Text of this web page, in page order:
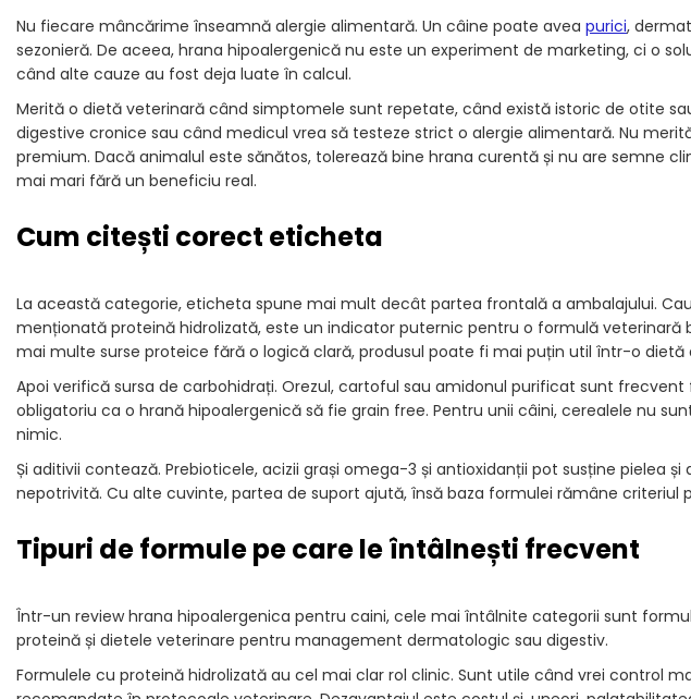
Nu fiecare mâncărime înseamnă alergie alimentară. Un câine poate avea purici,
sezonieră. De aceea, hrana hipoalergenică nu este un experiment de marketing, ci o
când alte cauze au fost deja luate în calcul.
Merită o dietă veterinară când simptomele sunt repetate, când există istoric de otite
digestive cronice sau când medicul vrea să testeze strict o alergie alimentară. Nu
premium. Dacă animalul este sănătos, tolerează bine hrana curentă și nu are semne
mai mari fără un beneficiu real.
Cum citești corect eticheta
La această categorie, eticheta spune mai mult decât partea frontală a ambalajului.
menționată proteină hidrolizată, este un indicator puternic pentru o formulă veterinară
mai multe surse proteice fără o logică clară, produsul poate fi mai puțin util într-o dietă
Apoi verifică sursa de carbohidrați. Orezul, cartoful sau amidonul purificat sunt
obligatoriu ca o hrană hipoalergenică să fie grain free. Pentru unii câini, cerealele nu
nimic.
Și aditivii contează. Prebioticele, acizii grași omega-3 și antioxidanții pot susține pielea
nepotrivită. Cu alte cuvinte, partea de suport ajută, însă baza formulei rămâne criteriul
Tipuri de formule pe care le întâlnești frecvent
Într-un review hrana hipoalergenica pentru caini, cele mai întâlnite categorii sunt
proteină și dietele veterinare pentru management dermatologic sau digestiv.
Formulele cu proteină hidrolizată au cel mai clar rol clinic. Sunt utile când vrei control